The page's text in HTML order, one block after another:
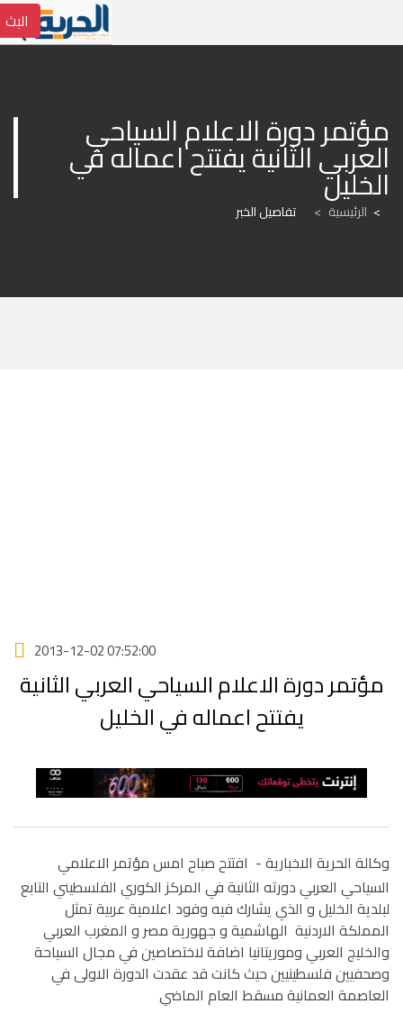
الخليل
الرئيسية > تفاصيل الخبر
2013-12-02 07:52:00
مؤتمر دورة الاعلام السياحي العربي الثانية
يفتتح اعماله في الخليل
وكالة الحرية الاخبارية - افتتح صباح امس مؤتمر الاعلامي
السياحي العربي دورته الثانية في المركز الكوري الفلسطيني التابع
لبلدية الخليل و الذي يشارك فيه وفود اعلامية عربية تمثل
المملكة الاردنية الهاشمية و جهورية مصر و المغرب العربي
والخليج العربي وموريتانيا اضافة لاختصاصين في مجال السياحة
وصحفيين فلسطينيين حيث كانت قد عقدت الدورة الاولى في
العاصمة العمانية مسقط العام الماضي